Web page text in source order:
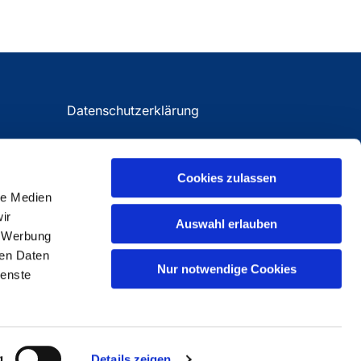
Medien
Daten
Cookies zulassen
Auswahl erlauben
Nur notwendige Cookies
Datenschutzerklärung
Impressum